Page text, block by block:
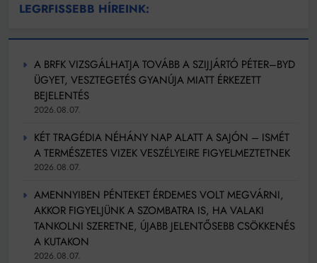
LEGRFISSEBB HÍREINK:
A BRFK VIZSGÁLHATJA TOVÁBB A SZIJJÁRTÓ PÉTER–BYD
ÜGYET, VESZTEGETÉS GYANÚJA MIATT ÉRKEZETT
BEJELENTÉS
2026.08.07.
KÉT TRAGÉDIA NÉHÁNY NAP ALATT A SAJÓN – ISMÉT
A TERMÉSZETES VIZEK VESZÉLYEIRE FIGYELMEZTETNEK
2026.08.07.
AMENNYIBEN PÉNTEKET ÉRDEMES VOLT MEGVÁRNI,
AKKOR FIGYELJÜNK A SZOMBATRA IS, HA VALAKI
TANKOLNI SZERETNE, ÚJABB JELENTŐSEBB CSÖKKENÉS
A KUTAKON
2026.08.07.